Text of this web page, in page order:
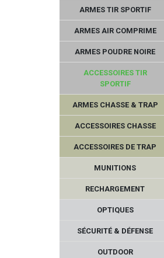
ARMES TIR SPORTIF
ARMES AIR COMPRIME
ARMES POUDRE NOIRE
ACCESSOIRES TIR
SPORTIF
ARMES CHASSE & TRAP
ACCESSOIRES CHASSE
ACCESSOIRES DE TRAP
MUNITIONS
RECHARGEMENT
OPTIQUES
SÉCURITÉ & DÉFENSE
OUTDOOR